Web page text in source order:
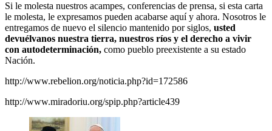
Si le molesta nuestros acampes, conferencias de prensa, si esta carta
le molesta, le expresamos pueden acabarse aquí y ahora. Nosotros le
entregamos de nuevo el silencio mantenido por siglos, usted
devuélvanos nuestra tierra, nuestros ríos y el derecho a vivir
con autodeterminación, como pueblo preexistente a su estado
Nación.
http://www.rebelion.org/noticia.php?id=172586
http://www.miradoriu.org/spip.php?article439